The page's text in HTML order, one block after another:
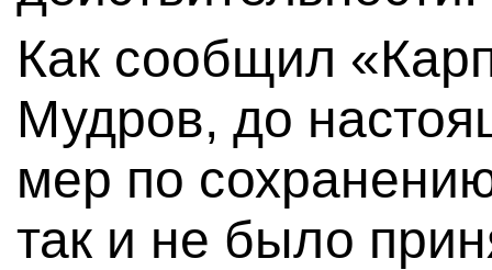
Как сообщил
Мудров, до
мер по
так и не было